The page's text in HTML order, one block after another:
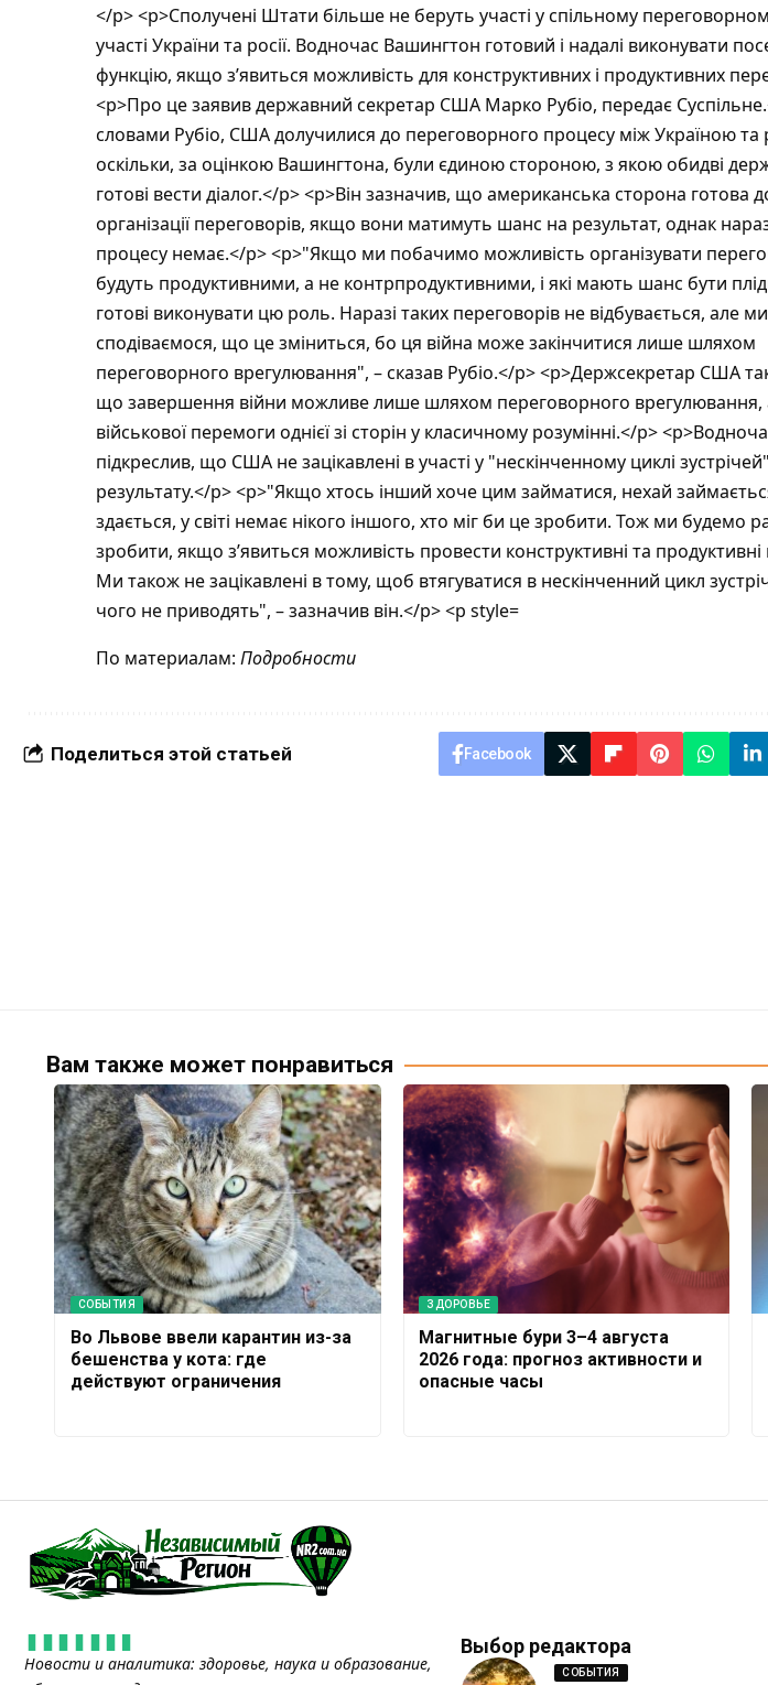
По материалам: Подробности
Поделиться этой статьей Facebook
Вам также может понравиться
СОБЫТИЯ
Во Львове ввели карантин из-за
бешенства у кота: где
действуют ограничения
ЗДОРОВЬЕ
Магнитные бури 3–4 августа
2026 года: прогноз активности и
опасные часы
Новости и аналитика: здоровье, наука и образование,
Выбор редактора
СОБЫТИЯ